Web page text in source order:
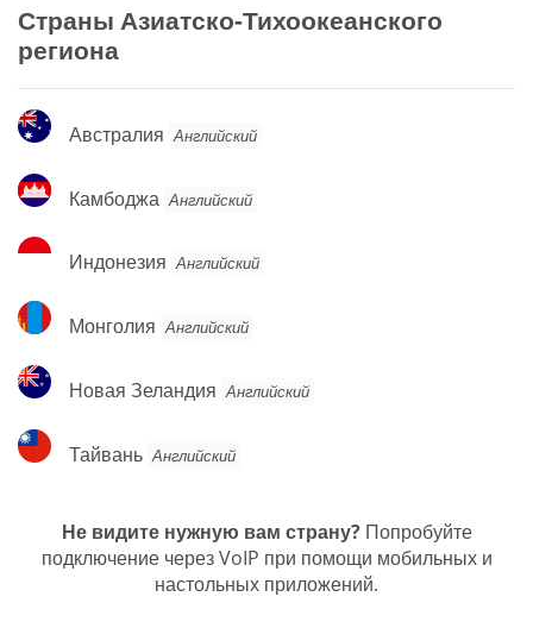
Страны Азиатско-Тихоокеанского
региона
Австралия
Австралия Английский
Камбоджа
Камбоджа Английский
Индонезия
Индонезия Английский
Монголия
Монголия Английский
Новая
Зеландия
Новая Зеландия Английский
Тайвань
Тайвань Английский
Не видите нужную вам страну?Попробуйте
подключение через VoIP при помощи мобильных и
настольных приложений.